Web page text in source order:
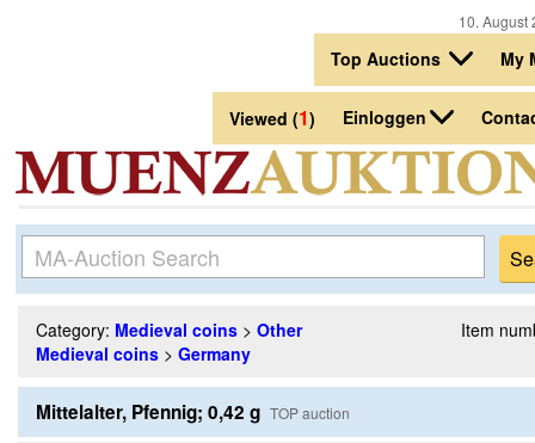
10.
Top Auctions My
Viewed (1) Einloggen
Category: Medieval coins > Other
Medieval coins > Germany
Item
Mittelalter, Pfennig; 0,42 g TOP auction